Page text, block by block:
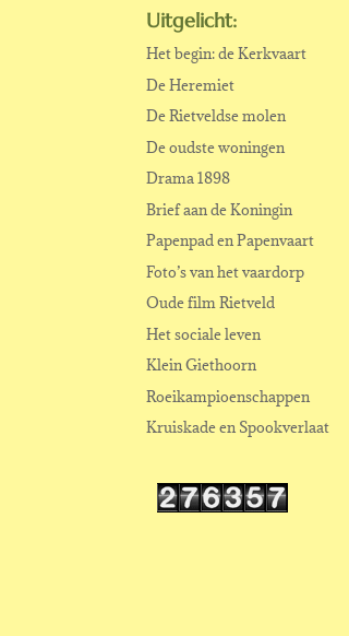
Uitgelicht:
Het begin: de Kerkvaart
De Heremiet
De Rietveldse molen
De oudste woningen
Drama 1898
Brief aan de Koningin
Papenpad en Papenvaart
Foto’s van het vaardorp
Oude film Rietveld
Het sociale leven
Klein Giethoorn
Roeikampioenschappen
Kruiskade en Spookverlaat